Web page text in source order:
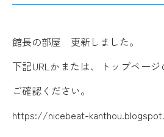
館長の部屋 更新しました。
下記URLかまたは、トップペー
ご確認ください。
https://nicebeat-